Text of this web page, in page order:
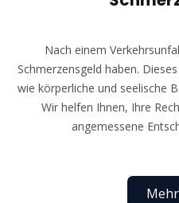
Nach einem
Schmerzensgeld haben.
wie körperliche und seelische
Wir helfen Ihnen, Ihre
angemessene